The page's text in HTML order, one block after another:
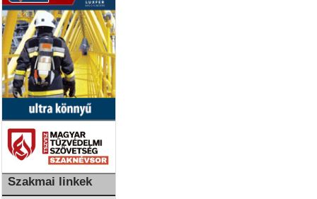
Szakmai linkek